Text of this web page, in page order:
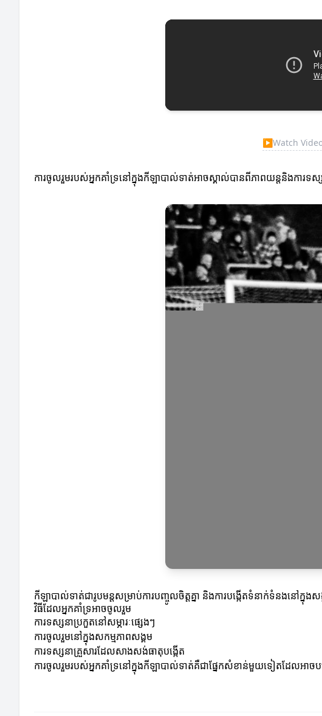
▶Watch
ការចូលរួមរបស់អ្នកគាំទ្រនៅក្នុងកីឡាបាល់ទាត់អាចស្គាល់បានពីភាពយន្តនិងការទ
កីឡាបាល់ទាត់ជារូបមន្តសម្រាប់ការបញ្ចូលចិត្តគ្នា និងការបង្កើតទំនាក់ទំនងនៅក្នុ
វិធីដែលអ្នកគាំទ្រអាចចូលរួម
ការទស្សនាប្រកួតនៅសម្ភារៈផ្សេងៗ
ការចូលរួមនៅក្នុងសកម្មភាពសង្គម
ការទស្សនាគ្រួសារដែលសាងសង់ធាតុបង្កើត
ការចូលរួមរបស់អ្នកគាំទ្រនៅក្នុងកីឡាបាល់ទាត់គឺជាផ្នែកសំខាន់មួយទៀតដែលអាច